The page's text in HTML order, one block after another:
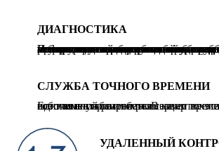
ДИАГНОСТИКА
В системе используется единая служба автоматической диагностики оборудования и процессов, с выводом на экраны рабочих мест информации о состоянии системы с детализацией по всем элементам и сообщений о неисправностях . Инструменты диагностики собственной разработки контролируют состояние системы при старте, осуществляют непрерывный упреждающий мониторинг параметров оборудования и ПО во время работы, что гарантирует своевременное обнаружение и локализацию сбоев и отказов.
СЛУЖБА ТОЧНОГО ВРЕМЕНИ
Единая служба синхронизации времени обслуживает все элементы системы. В качестве эталонного источника применяется сервер точного времени собственной разработки.
УДАЛЕННЫЙ